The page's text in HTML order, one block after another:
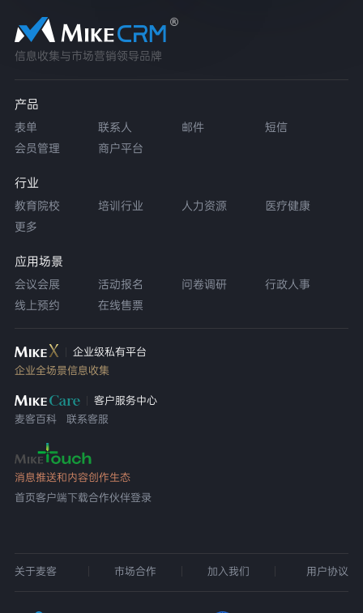
信息收集与市场营销领导品牌
产品
表单 联系人 邮件
短信
会员管理
商户平台
行业
教育院校 培训行业 人力资源
医疗健康
更多
应用场景
会议会展 活动报名 问卷调研
行政人事
线上预约
在线售票
企业级私有平台
企业全场景信息收集
客户服务中心
麦客百科
联系客服
消息推送和内容创作生态
首页客户端下载合作伙伴登录
关于麦客 市场合作 加入我们 用户协议